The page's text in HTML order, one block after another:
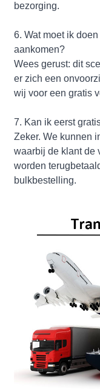
bezorging.
6. Wat moet ik
aankomen?
Wees gerust: dit
er zich een
wij voor een gratis
7. Kan ik eerst
Zeker. We kunnen
waarbij de klant de
worden
bulkbestelling.